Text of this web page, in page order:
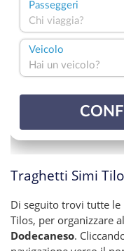
Traghetti Simi
Di seguito trovi tutte
Tilos, per organizzare
Dodecaneso.